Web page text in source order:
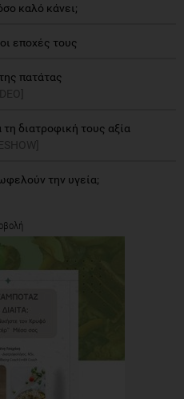
καλό κάνει;
εποχές τους
πατάτας
διατροφική τους αξία
την υγεία;